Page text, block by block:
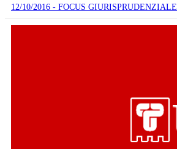
12/10/2016 - FOCUS GIURISPRUDENZIALE